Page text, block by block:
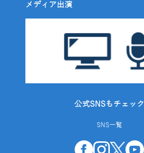
メディア出演
公式SNSもチェック
SNS一覧